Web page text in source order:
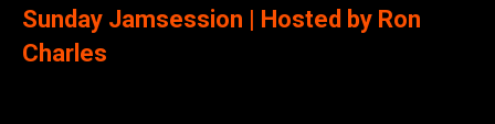
Sunday Jamsession | Hosted by Ron
Charles